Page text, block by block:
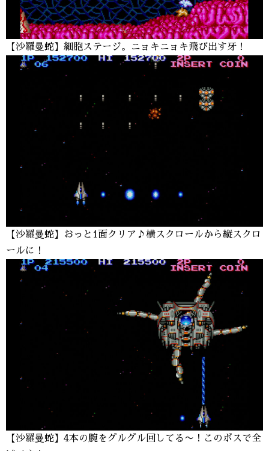
【沙羅曼蛇】細胞ステージ。ニョキニョキ飛び出す牙！
【沙羅曼蛇】おっと1面クリア♪横スクロールから縦スクロ
ールに！
【沙羅曼蛇】4本の腕をグルグル回してる〜！このボスで全